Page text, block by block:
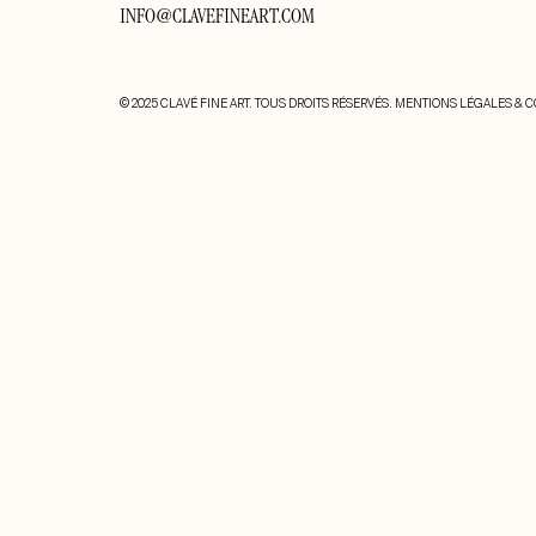
INFO@CLAVEFINEART.COM
© 2025 CLAVÉ FINE ART. TOUS DROITS RÉSERVÉS. MENTIONS LÉGALES &